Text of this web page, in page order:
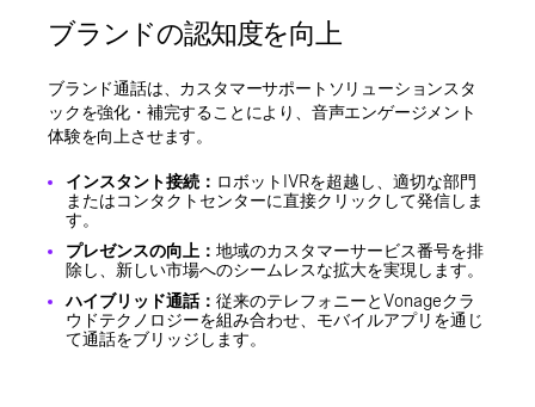
ブランドの認知度を向上
ブランド通話は、カスタマーサポートソリューションスタ
ックを強化・補完することにより、音声エンゲージメント
体験を向上させます。
インスタント接続： ロボットIVRを超越し、適切な部門
またはコンタクトセンターに直接クリックして発信しま
す。
プレゼンスの向上： 地域のカスタマーサービス番号を排
除し、新しい市場へのシームレスな拡大を実現します。
ハイブリッド通話： 従来のテレフォニーとVonageクラ
ウドテクノロジーを組み合わせ、モバイルアプリを通じ
て通話をブリッジします。